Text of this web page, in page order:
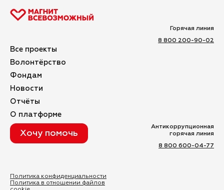
Все проекты
Волонтёрство
Фондам
Новости
Отчёты
О платформе
Хочу помочь
Горячая линия
8 800 200-90-02
Политика конфиденциальности
Политика в отношении файлов
Антикоррупционная
горячая линия
8 800 600-04-77